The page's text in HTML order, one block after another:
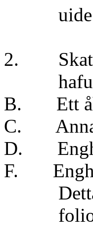
uide
2.
hafuer i
B. Ett
C.
D.
F. Engh
Detta
folio